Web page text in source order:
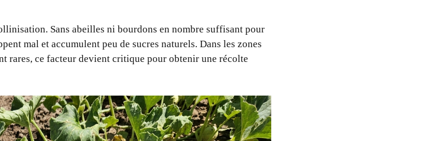
Sans abeilles ni bourdons en nombre suffisant pour
mal et accumulent peu de sucres naturels. Dans les zones
rares, ce facteur devient critique pour obtenir une récolte